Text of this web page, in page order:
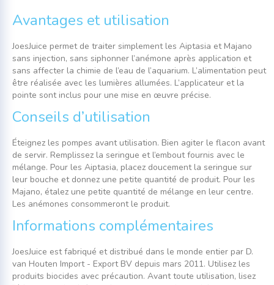
Avantages et utilisation
JoesJuice permet de traiter simplement les Aiptasia et Majano
sans injection, sans siphonner l’anémone après application et
sans affecter la chimie de l’eau de l’aquarium. L’alimentation peut
être réalisée avec les lumières allumées. L’applicateur et la
pointe sont inclus pour une mise en œuvre précise.
Conseils d’utilisation
Éteignez les pompes avant utilisation. Bien agiter le flacon avant
de servir. Remplissez la seringue et l’embout fournis avec le
mélange. Pour les Aiptasia, placez doucement la seringue sur
leur bouche et donnez une petite quantité de produit. Pour les
Majano, étalez une petite quantité de mélange en leur centre.
Les anémones consommeront le produit.
Informations complémentaires
JoesJuice est fabriqué et distribué dans le monde entier par D.
van Houten Import - Export BV depuis mars 2011. Utilisez les
produits biocides avec précaution. Avant toute utilisation, lisez